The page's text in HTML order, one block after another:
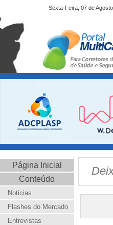
Sexta-Feira, 07 de
Página Inicial
Conteúdo
Noticias
Flashes do Mercado
Entrevistas